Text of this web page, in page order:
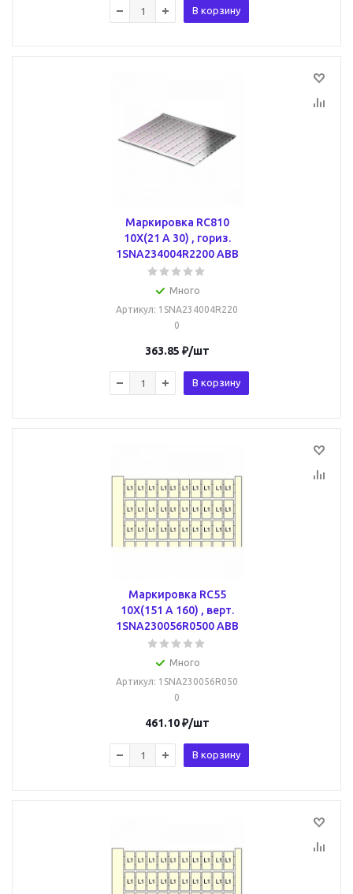
В корзину
Маркировка RC810
10X(21 A 30) , гориз.
1SNA234004R2200 ABB
Много
Артикул: 1SNA234004R220
0
363.85 ₽/шт
В корзину
Маркировка RC55
10X(151 A 160) , верт.
1SNA230056R0500 ABB
Много
Артикул: 1SNA230056R050
0
461.10₽/шт
В корзину